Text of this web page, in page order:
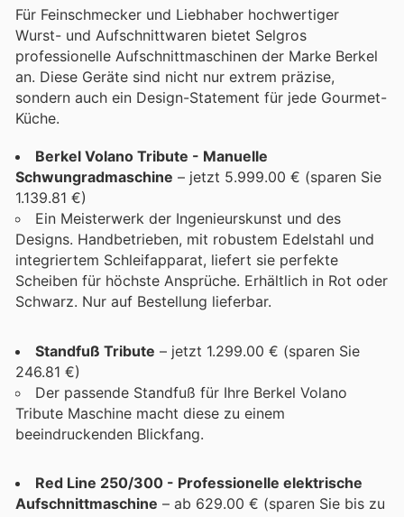
Für Feinschmecker und Liebhaber hochwertiger
Wurst- und Aufschnittwaren bietet Selgros
professionelle Aufschnittmaschinen der Marke Berkel
an. Diese Geräte sind nicht nur extrem präzise,
sondern auch ein Design-Statement für jede Gourmet-
Küche.
Berkel Volano Tribute - Manuelle
Schwungradmaschine – jetzt 5.999.00 € (sparen Sie
1.139.81 €)
Ein Meisterwerk der Ingenieurskunst und des
Designs. Handbetrieben, mit robustem Edelstahl und
integriertem Schleifapparat, liefert sie perfekte
Scheiben für höchste Ansprüche. Erhältlich in Rot oder
Schwarz. Nur auf Bestellung lieferbar.
Standfuß Tribute – jetzt 1.299.00 € (sparen Sie
246.81 €)
Der passende Standfuß für Ihre Berkel Volano
Tribute Maschine macht diese zu einem
beeindruckenden Blickfang.
Red Line 250/300 - Professionelle elektrische
Aufschnittmaschine – ab 629.00 € (sparen Sie bis zu